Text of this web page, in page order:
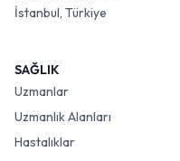
İstanbul, Türkiye
SAĞLIK
Uzmanlar
Uzmanlık Alanları
Hastalıklar